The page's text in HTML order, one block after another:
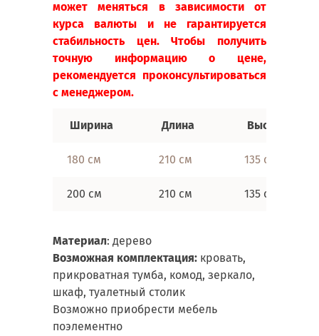
может меняться в зависимости от
курса валюты и не гарантируется
стабильность цен. Чтобы получить
точную информацию о цене,
рекомендуется проконсультироваться
с менеджером.
Ширина Длина Высота
180 см 210 см 135 см
200 см 210 см 135 см
Материал: дерево
Возможная комплектация: кровать,
прикроватная тумба, комод, зеркало,
шкаф, туалетный столик
Возможно приобрести мебель
поэлементно